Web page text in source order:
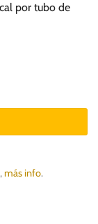
por tubo de
para gatos cantidad
más info.